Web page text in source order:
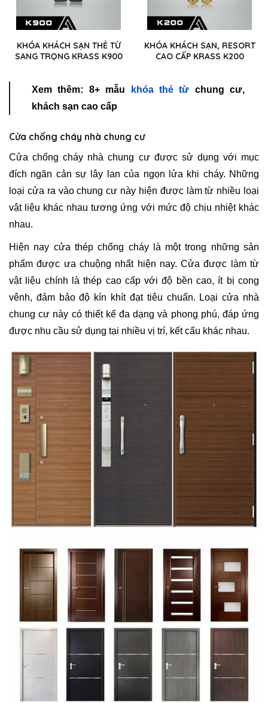
KHÓA KHÁCH SẠN THẺ TỪ
SANG TRỌNG KRASS K900
KHÓA KHÁCH SẠN, RESORT
CAO CẤP KRASS K200
Xem thêm: 8+ mẫu khóa thẻ từ chung cư,
khách sạn cao cấp
Cửa chống cháy nhà chung cư
Cửa chống cháy nhà chung cư được sử dụng với mục
đích ngăn cản sự lây lan của ngọn lửa khi cháy. Những
loại cửa ra vào chung cư này hiện được làm từ nhiều loại
vật liệu khác nhau tương ứng với mức độ chịu nhiệt khác
nhau.
Hiện nay cửa thép chống cháy là một trong những sản
phẩm được ưa chuộng nhất hiện nay. Cửa được làm từ
vật liệu chính là thép cao cấp với độ bền cao, ít bị cong
vênh, đảm bảo độ kín khít đạt tiêu chuẩn. Loại cửa nhà
chung cư này có thiết kế đa dạng và phong phú, đáp ứng
được nhu cầu sử dụng tại nhiều vị trí, kết cấu khác nhau.